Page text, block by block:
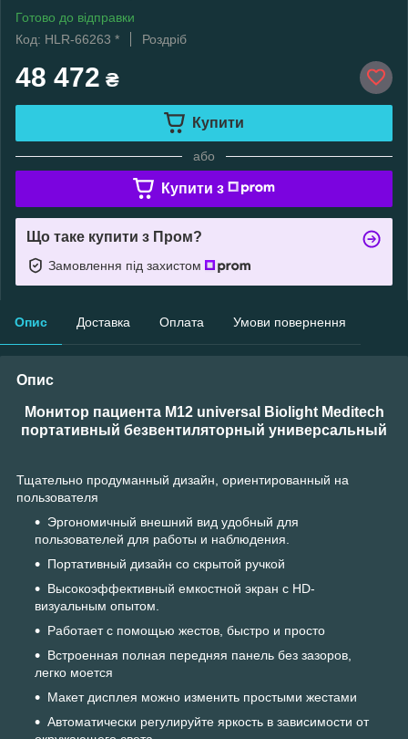
Готово до відправки
Код: HLR-66263 *
Роздріб
48 472 ₴
Купити
або
Купити з
Що таке купити з Пром?
Замовлення під захистом
Опис Доставка Оплата Умови повернення
Опис
Монитор пациента M12 universal Biolight Meditech
портативный безвентиляторный универсальный
Тщательно продуманный дизайн, ориентированный на
пользователя
Эргономичный внешний вид удобный для
пользователей для работы и наблюдения.
Портативный дизайн со скрытой ручкой
Высокоэффективный емкостной экран с HD-
визуальным опытом.
Работает с помощью жестов, быстро и просто
Встроенная полная передняя панель без зазоров,
легко моется
Макет дисплея можно изменить простыми жестами
Автоматически регулируйте яркость в зависимости от